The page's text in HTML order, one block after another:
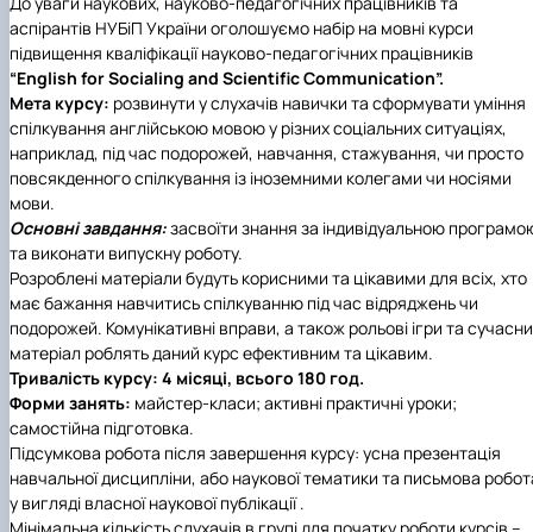
аспірантів НУБіП України оголошуємо набір на мовні курси
підвищення кваліфікації науково-педагогічних працівників
“English for Socialing and Scientific Communication”.
Мета курсу: розвинути у слухачів навички та сформувати уміння
спілкування англійською мовою у різних соціальних ситуаціях,
наприклад, під час подорожей, навчання, стажування, чи просто
повсякденного спілкування із іноземними колегами чи носіями
мови.
Основні завдання:засвоїти знання за індивідуальною
та виконати випускну роботу.
Розроблені матеріали будуть корисними та цікавими для всіх, хто
має бажання навчитись спілкуванню під час відряджень чи
подорожей. Комунікативні вправи, а також рольові ігри та
матеріал роблять даний курс ефективним та цікавим.
Тривалість курсу: 4 місяці, всього 180 год.
Форми занять: майстер-класи; активні практичні уроки;
самостійна підготовка.
Підсумкова робота після завершення курсу: усна презентація
навчальної дисципліни, або наукової тематики та письмова
у вигляді власної наукової публікації .